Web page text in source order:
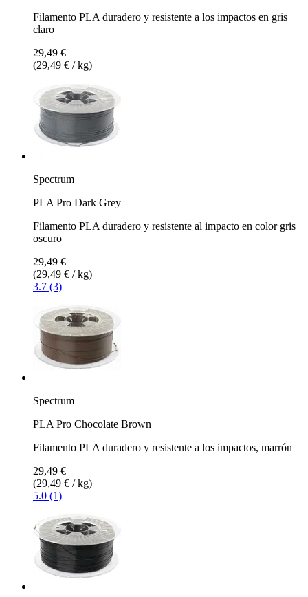
Filamento PLA duradero y resistente a los impactos en gris
claro
29,49 €
(29,49 € / kg)
Spectrum
PLA Pro Dark Grey
Filamento PLA duradero y resistente al impacto en color gris
oscuro
29,49 €
(29,49 € / kg)
3.7 (3)
Spectrum
PLA Pro Chocolate Brown
Filamento PLA duradero y resistente a los impactos, marrón
29,49 €
(29,49 € / kg)
5.0 (1)